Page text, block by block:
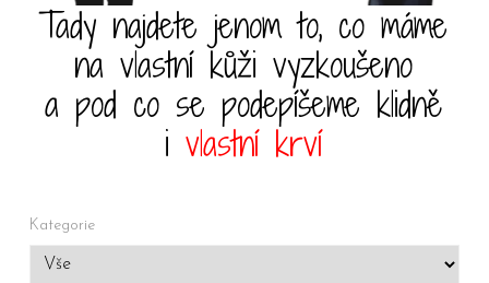
Tady najdete jenom to, co máme
na vlastní kůži vyzkoušeno
a pod co se podepíšeme klidně
ivlastní krví
Kategorie